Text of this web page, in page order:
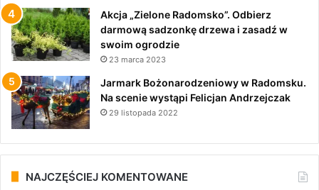
Akcja „Zielone Radomsko”. Odbierz
darmową sadzonkę drzewa i zasadź w
swoim ogrodzie
23 marca 2023
Jarmark Bożonarodzeniowy w Radomsku.
Na scenie wystąpi Felicjan Andrzejczak
29 listopada 2022
NAJCZĘŚCIEJ KOMENTOWANE